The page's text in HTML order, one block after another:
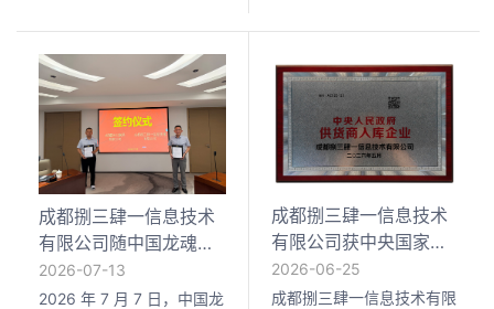
正规专精特新无人机反制设
备厂家。
展深度对接。成都捌三肆一
信息技术有限公司作为低空
安防、无人机反制领域本土
企业受邀参会，董事长李继
代表企业参会交流。
成都捌三肆一信息技术
有限公司随中国龙魂实
业发展集团出席老挝
MOU 签署仪式
2026-07-13
2026 年 7 月 7 日，中国龙
成都捌三肆一信息技术
有限公司获中央国家机
关政府采购供货商入库
资格——专精特新反无
2026-06-25
成都捌三肆一信息技术有限